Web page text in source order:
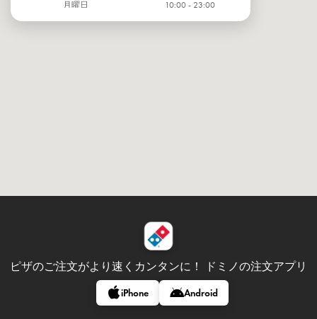
月曜日
10:00 - 23:00
火曜日
10:00 - 23:00
ピザのご注文がより速くカンタンに！ ドミノの注文アプリ
iPhone Android